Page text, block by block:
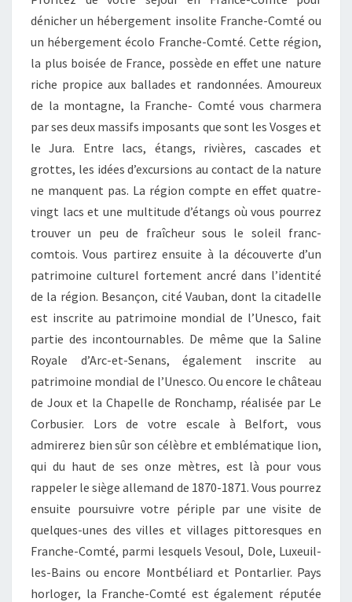
dénicher un hébergement insolite Franche-Comté ou
un hébergement écolo Franche-Comté. Cette région,
la plus boisée de France, possède en effet une nature
riche propice aux ballades et randonnées. Amoureux
de la montagne, la Franche- Comté vous charmera
par ses deux massifs imposants que sont les Vosges et
le Jura. Entre lacs, étangs, rivières, cascades et
grottes, les idées d’excursions au contact de la nature
ne manquent pas. La région compte en effet quatre-
vingt lacs et une multitude d’étangs où vous pourrez
trouver un peu de fraîcheur sous le soleil franc-
comtois. Vous partirez ensuite à la découverte d’un
patrimoine culturel fortement ancré dans l’identité
de la région. Besançon, cité Vauban, dont la citadelle
est inscrite au patrimoine mondial de l’Unesco, fait
partie des incontournables. De même que la Saline
Royale d’Arc-et-Senans, également inscrite au
patrimoine mondial de l’Unesco. Ou encore le château
de Joux et la Chapelle de Ronchamp, réalisée par Le
Corbusier. Lors de votre escale à Belfort, vous
admirerez bien sûr son célèbre et emblématique lion,
qui du haut de ses onze mètres, est là pour vous
rappeler le siège allemand de 1870-1871. Vous pourrez
ensuite poursuivre votre périple par une visite de
quelques-unes des villes et villages pittoresques en
Franche-Comté, parmi lesquels Vesoul, Dole, Luxeuil-
les-Bains ou encore Montbéliard et Pontarlier. Pays
horloger, la Franche-Comté est également réputée